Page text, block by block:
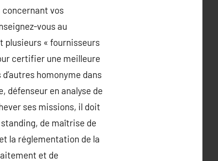
vos
vous au
plusieurs « fournisseurs
certifier une meilleure
homonyme dans
défenseur en analyse de
ses missions, il doit
de maîtrise de
la réglementation de la
et de